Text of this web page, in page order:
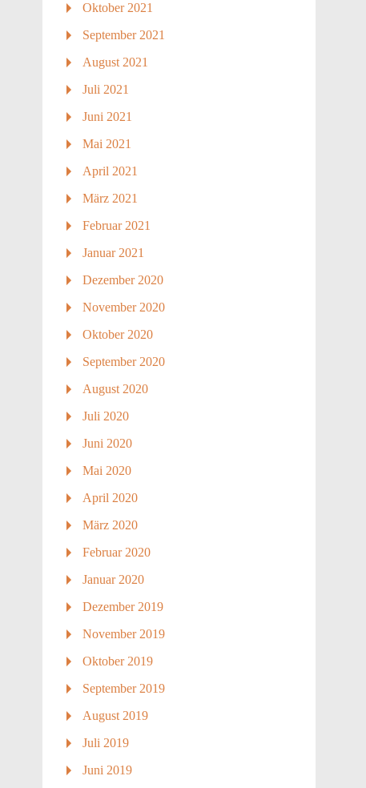
Oktober 2021
September 2021
August 2021
Juli 2021
Juni 2021
Mai 2021
April 2021
März 2021
Februar 2021
Januar 2021
Dezember 2020
November 2020
Oktober 2020
September 2020
August 2020
Juli 2020
Juni 2020
Mai 2020
April 2020
März 2020
Februar 2020
Januar 2020
Dezember 2019
November 2019
Oktober 2019
September 2019
August 2019
Juli 2019
Juni 2019